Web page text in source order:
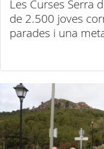
Les Curses Serra
de 2.500 joves
parades i una